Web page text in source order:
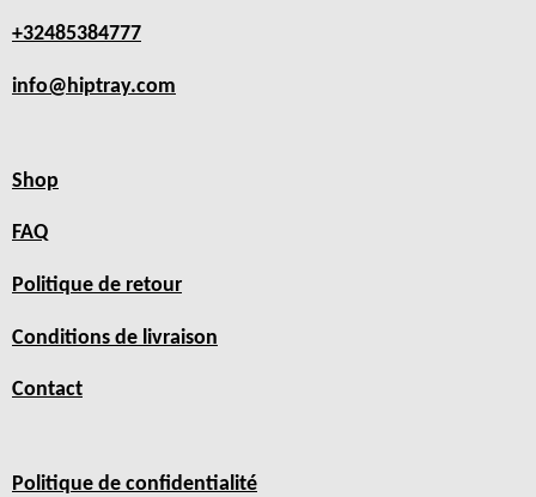
+32485384777
info@hiptray.com
Shop
FAQ
Politique de retour
Conditions de livraison
Contact
Politique de confidentialité